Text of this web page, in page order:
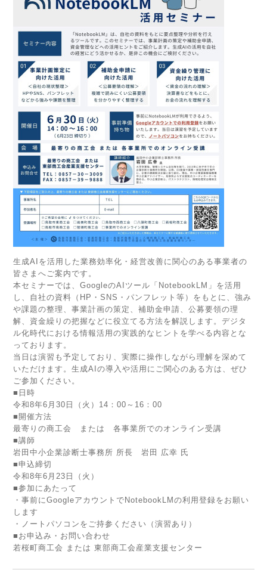
生成AIを活用した業務効率化・経営改善に関心のある事業者の
皆さまへご案内です。
本セミナーでは、GoogleのAIツール「NotebookLM」を活用
し、自社の資料（HP・SNS・パンフレット等）をもとに、強み
や課題の整理、事業計画の策定、補助金申請、公募要領の理
解、資金繰りの把握などに役立てる方法を解説します。デジタ
ル化時代における情報活用の実践的なヒントを学べる内容とな
っております。
当日は演習も予定しており、実際に操作しながら理解を深めて
いただけます。生成AIの導入や活用にご関心のある方は、ぜひ
ご参加ください。
■日時
令和8年6月30日（火）14：00～16：00
■開催方法
最寄りの商工会 または 各事業所でのオンライン受講
■講師
岩田中小企業診断士事務所 所長 岩田 広幸 氏
■申込締切
令和8年6月23日（火）
■参加にあたって
・事前にGoogleアカウントでNotebookLMの利用登録をお願い
します
・ノートパソコンをご持参ください（演習あり）
■お申込み・お問い合わせ
若桜町商工会 または 東部商工会産業支援センター